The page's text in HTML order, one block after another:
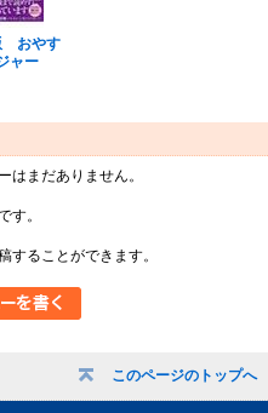
このページのトップへ
おやす
ャー
はまだありません。
す。
することができます。